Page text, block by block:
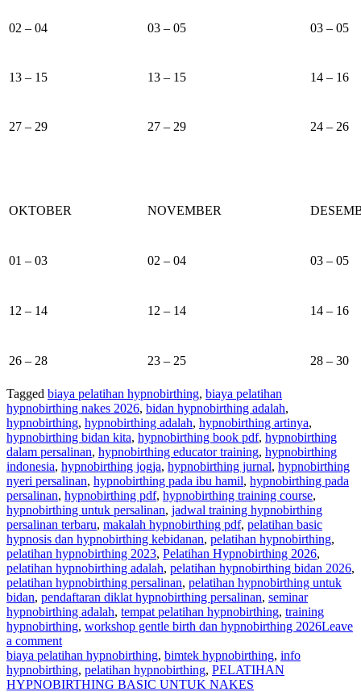
02 – 04 03 – 05 03 – 05
13 – 15 13 – 15 14 – 16
27 – 29 27 – 29 24 – 26
OKTOBER NOVEMBER
01 – 03 02 – 04 03 – 05
12 – 14 12 – 14 14 – 16
26 – 28 23 – 25 28 – 30
Tagged biaya pelatihan hypnobirthing, biaya pelatihan
hypnobirthing nakes 2026, bidan hypnobirthing adalah,
hypnobirthing, hypnobirthing adalah, hypnobirthing artinya,
hypnobirthing bidan kita, hypnobirthing book pdf, hypnobirthing
dalam persalinan, hypnobirthing educator training, hypnobirthing
indonesia, hypnobirthing jogja, hypnobirthing jurnal, hypnobirthing
nyeri persalinan, hypnobirthing pada ibu hamil, hypnobirthing pada
persalinan, hypnobirthing pdf, hypnobirthing training course,
hypnobirthing untuk persalinan, jadwal training hypnobirthing
persalinan terbaru, makalah hypnobirthing pdf, pelatihan basic
hypnosis dan hypnobirthing kebidanan, pelatihan hypnobirthing,
pelatihan hypnobirthing 2023, Pelatihan Hypnobirthing 2026,
pelatihan hypnobirthing adalah, pelatihan hypnobirthing bidan 2026,
pelatihan hypnobirthing persalinan, pelatihan hypnobirthing untuk
bidan, pendaftaran diklat hypnobirthing persalinan, seminar
hypnobirthing adalah, tempat pelatihan hypnobirthing, training
hypnobirthing, workshop gentle birth dan hypnobirthing 2026Leave
a comment
biaya pelatihan hypnobirthing, bimtek hypnobirthing, info
hypnobirthing, pelatihan hypnobirthing, PELATIHAN
HYPNOBIRTHING BASIC UNTUK NAKES